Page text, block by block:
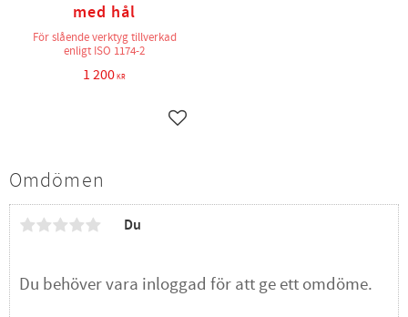
Omdömen
Du
med hål
För slående verktyg tillverkad
enligt ISO 1174-2
1 200KR
Lägg till i favoriter